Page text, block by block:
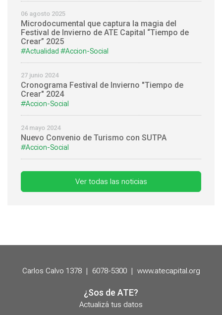
06 agosto 2025
Microdocumental que captura la magia del
Festival de Invierno de ATE Capital “Tiempo de
Crear” 2025
#Actualidad #Accion-Social
27 junio 2024
Cronograma Festival de Invierno "Tiempo de
Crear" 2024
#Accion-Social
24 mayo 2024
Nuevo Convenio de Turismo con SUTPA
#Accion-Social
Ver todas las noticias
Carlos Calvo 1378 | 6078-5300 | www.atecapital.org
¿Sos de ATE?
Actualizá tus datos